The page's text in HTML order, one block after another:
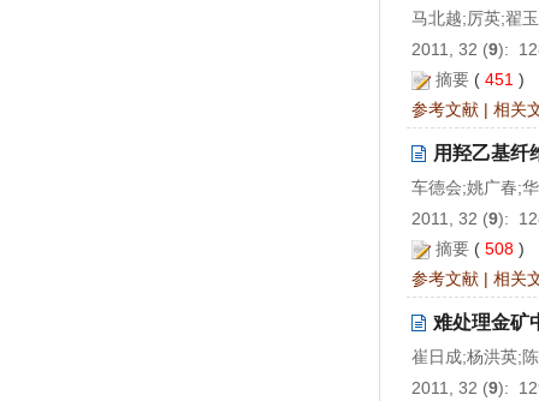
马北越;厉英;翟
2011, 32 (9):
摘要 ( 451 )
参考文献 | 相关
用羟乙基纤
车德会;姚广春;
2011, 32 (9):
摘要 ( 508 )
参考文献 | 相关
难处理金矿
崔日成;杨洪英;
2011, 32 (9):